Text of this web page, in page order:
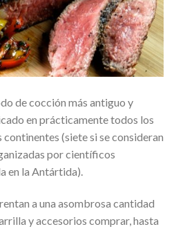
de cocción más antiguo y
en prácticamente todos los
continentes (siete si se consideran
por científicos
en la Antártida).
a una asombrosa cantidad
y accesorios comprar, hasta